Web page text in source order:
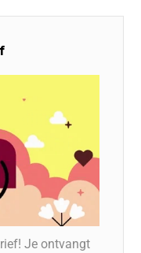
Je ontvangt